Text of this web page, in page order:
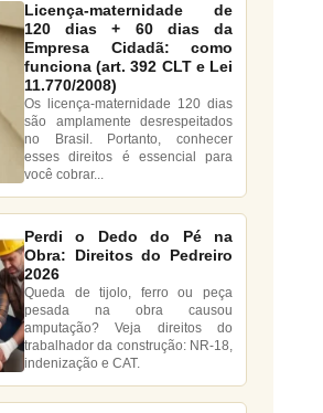
Licença-maternidade de
120 dias + 60 dias da
Empresa Cidadã: como
funciona (art. 392 CLT e Lei
11.770/2008)
Os licença-maternidade 120 dias
são amplamente desrespeitados
no Brasil. Portanto, conhecer
esses direitos é essencial para
você cobrar...
Perdi o Dedo do Pé na
Obra: Direitos do Pedreiro
2026
Queda de tijolo, ferro ou peça
pesada na obra causou
amputação? Veja direitos do
trabalhador da construção: NR-18,
indenização e CAT.